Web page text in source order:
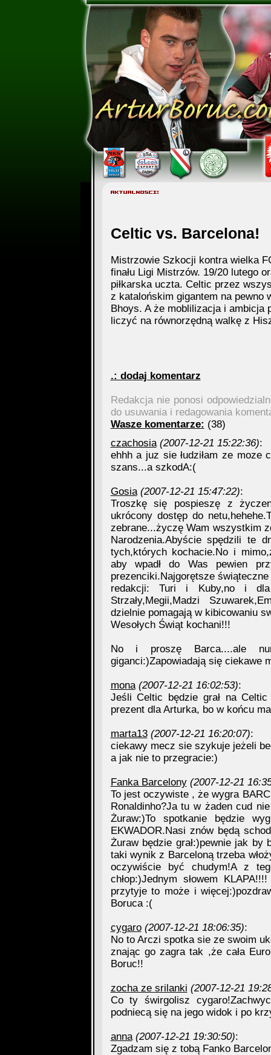
Celtic vs. Barcelona!
Mistrzowie Szkocji kontra wielka
finału Ligi Mistrzów. 19/20 lutego
piłkarska uczta. Celtic przez
z katalońskim gigantem na pewno
Bhoys. A że moblilizacja i ambicja
liczyć na równorzędną walkę z
.: dodaj komentarz
Redakcja nie ponosi
do usuwania i redagowania
Wasze komentarze: (38)
czachosia (2007-12-21 15:22:36):
ehhh a juz sie łudziłam ze
szans...a szkodA:(
Gosia (2007-12-21 15:47:22):
Troszkę się pospieszę z
ukrócony dostęp do
zebrane...życzę Wam wszystkim
Narodzenia.Abyście spędzili te
tych,których kochacie.No i
aby wpadł do Was pewien
prezenciki.Najgorętsze
redakcji: Turi i Kuby,no i dla
Strzały,Megii,Madzi
dzielnie pomagają w kibicowaniu
Wesołych Świąt kochani!!!
No i proszę Barca....ale
giganci:)Zapowiadają się ciekawe
mona (2007-12-21 16:02:53):
Jeśli Celtic będzie grał na
prezent dla Arturka, bo w końcu
marta13 (2007-12-21 16:20:07):
ciekawy mecz sie szykuje jeżeli
a jak nie to przegracie:)
Fanka Barcelony (2007-12-21
To jest oczywiste , że wygra
Ronaldinho?Ja tu w żaden cud
Żuraw:)To spotkanie będzie
EKWADOR.Nasi znów będą
Żuraw będzie grał:)pewnie jak
taki wynik z Barceloną trzeba
oczywiście być chudym!A z
chłop:)Jednym słowem
przytyje to może i
Boruca :(
cygaro (2007-12-21 18:06:35):
No to Arczi spotka sie ze swoim
znając go zagra tak ,że cała
Boruc!!
zocha ze srilanki (2007-12-21
Co ty świrgolisz
podniecą się na jego widok i po
anna (2007-12-21 19:30:50):
Zgadzam się z tobą Fanko